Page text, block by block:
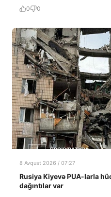
0 0
8 Avqust 2026 / 07:27
Rusiya Kiyevə PUA-larla
dağıntılar var